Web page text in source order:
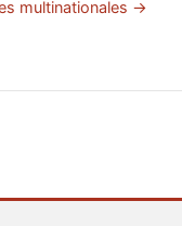
multinationales →